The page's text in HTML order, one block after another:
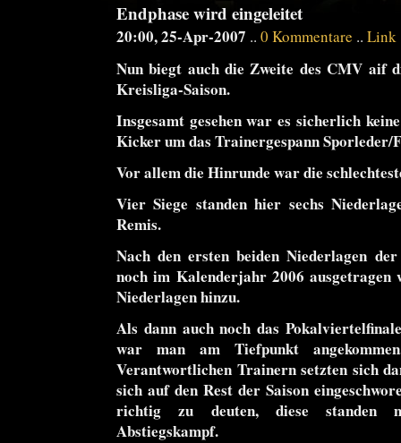
Endphase wird eingeleitet
20:00, 25-Apr-2007 .. 0 Kommentare .. Link
Nun biegt auch die Zweite des CMV aif
Kreisliga-Saison.
Insgesamt gesehen war es sicherlich
Kicker um das Trainergespann Sporleder/
Vor allem die Hinrunde war die
Vier Siege standen hier sechs
Remis.
Nach den ersten beiden Niederlagen
noch im Kalenderjahr 2006 ausgetragen
Niederlagen hinzu.
Als dann auch noch das
war man am Tiefpunkt
Verantwortlichen Trainern setzten sich
sich auf den Rest der Saison
richtig zu deuten, diese standen
Abstiegskampf.